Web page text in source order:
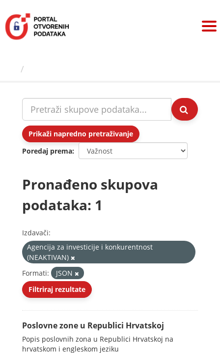
sadržaj
Prikaži napredno pretraživanje
Poredaj prema
Pronađeno skupova
podataka: 1
Izdavači:
Agencija za investicije i konkurentnost
(NEAKTIVAN)
Formati:
JSON
Filtriraj rezultate
Poslovne zone u Republici Hrvatskoj
Popis poslovnih zona u Republici Hrvatskoj na
hrvatskom i engleskom jeziku